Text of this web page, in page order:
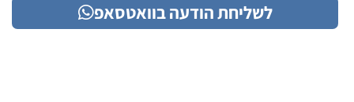
לשליחת הודעה בוואטסאפ